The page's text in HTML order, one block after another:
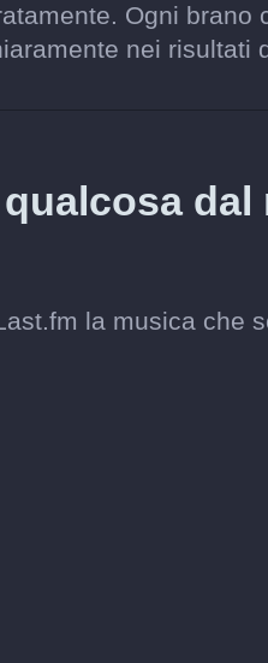
Ogni
nei risultati
la musica che